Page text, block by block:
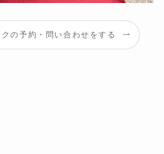
の予約・問い合わせをする